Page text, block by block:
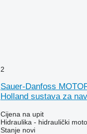
2
Sauer-Danfoss
Holland sustava za
Cijena na upit
Hidraulika - hidraulički
Stanjenovi